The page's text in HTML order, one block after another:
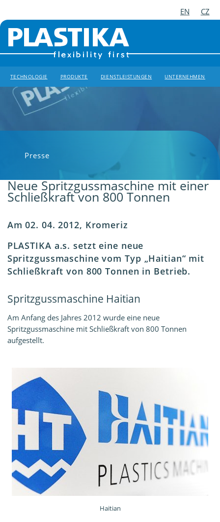
EN CZ
TECHNOLOGIE PRODUKTE DIENSTLEISTUNGEN UNTERNEHMEN
Presse
Neue Spritzgussmaschine mit einer
Schließkraft von 800 Tonnen
Am 02. 04. 2012, Kromeriz
PLASTIKA a.s. setzt eine neue
Spritzgussmaschine vom Typ „Haitian“ mit
Schließkraft von 800 Tonnen in Betrieb.
Spritzgussmaschine Haitian
Am Anfang des Jahres 2012 wurde eine neue
Spritzgussmaschine mit Schließkraft von 800 Tonnen
aufgestellt.
Haitian